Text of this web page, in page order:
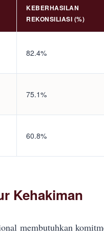
KEBERHASILAN
REKONSILIASI (%)
82.4%
75.1%
60.8%
Kehakiman
membutuhkan